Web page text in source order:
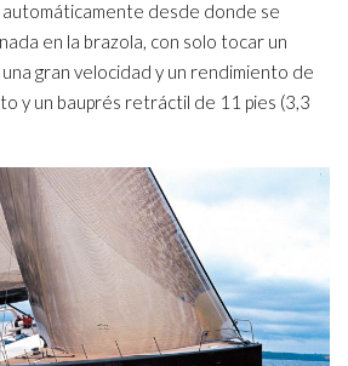
automáticamente desde donde se
en la brazola, con solo tocar un
gran velocidad y un rendimiento de
y un bauprés retráctil de 11 pies (3,3